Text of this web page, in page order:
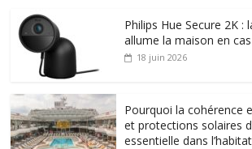
Philips Hue Secure 2K :
allume la maison en
18 juin 2026
Pourquoi la cohérence
et protections solaires
essentielle dans